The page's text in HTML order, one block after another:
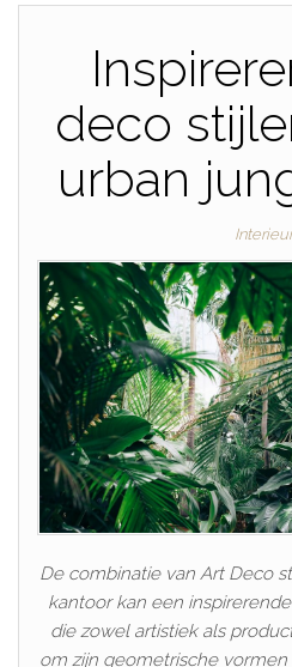
deco
urban
Interieur
De combinatie van Art Deco
kantoor kan een
die zowel artistiek als
om zijn geometrische